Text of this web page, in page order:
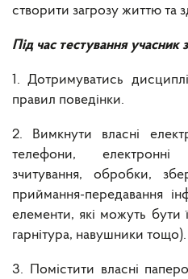
створити загрозу життю та
Під час тестування учасник
1. Дотримуватись
правил поведінки.
2. Вимкнути власні
телефони,
зчитування, обробки,
приймання-передавання
елементи, які можуть
гарнітура, навушники тощо).
3. Помістити власні